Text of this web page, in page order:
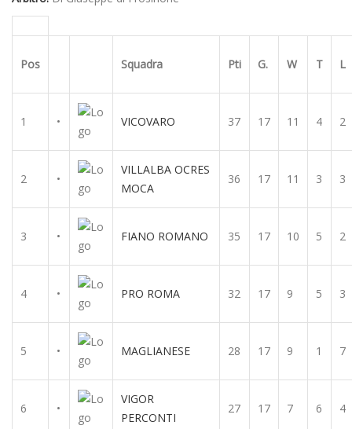
Pos Squadra Pti G. W T L
1 • VICOVARO 37 17 11 4 2
2 •
VILLALBA OCRES
MOCA
36 17 11 3 3
3 • FIANO ROMANO 35 17 10 5 2
4 • PRO ROMA 32 17 9 5 3
5 • MAGLIANESE 28 17 9 1 7
6 •
VIGOR
PERCONTI
27 17 7 6 4